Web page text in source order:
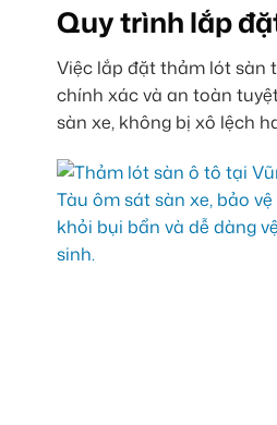
Quy trình lắp
Việc lắp đặt thảm lót sàn
chính xác và an toàn
sàn xe, không bị xô lệch